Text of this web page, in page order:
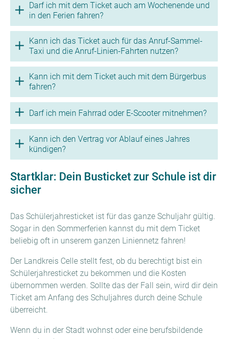
Darf ich mit dem Ticket auch am Wochenende und
in den Ferien fahren?
Kann ich das Ticket auch für das Anruf-Sammel-
Taxi und die Anruf-Linien-Fahrten nutzen?
Kann ich mit dem Ticket auch mit dem Bürgerbus
fahren?
Darf ich mein Fahrrad oder E-Scooter mitnehmen?
Kann ich den Vertrag vor Ablauf eines Jahres
kündigen?
Startklar: Dein Busticket zur Schule ist dir
sicher
Das Schülerjahresticket ist für das ganze Schuljahr gültig.
Sogar in den Sommerferien kannst du mit dem Ticket
beliebig oft in unserem ganzen Liniennetz fahren!
Der Landkreis Celle stellt fest, ob du berechtigt bist ein
Schülerjahresticket zu bekommen und die Kosten
übernommen werden. Sollte das der Fall sein, wird dir dein
Ticket am Anfang des Schuljahres durch deine Schule
überreicht.
Wenn du in der Stadt wohnst oder eine berufsbildende